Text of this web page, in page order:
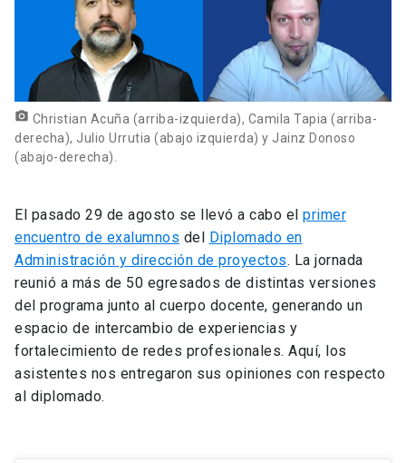
photo_camera Christian Acuña (arriba-izquierda), Camila Tapia (arriba-
derecha), Julio Urrutia (abajo izquierda) y Jainz Donoso
(abajo-derecha).
El pasado 29 de agosto se llevó a cabo el primer
encuentro de exalumnos del
Diplomado en
Administración y dirección de proyectos. La jornada
reunió a más de 50 egresados de distintas versiones
del programa junto al cuerpo docente, generando un
espacio de intercambio de experiencias y
fortalecimiento de redes profesionales. Aquí, los
asistentes nos entregaron sus opiniones con respecto
al diplomado.